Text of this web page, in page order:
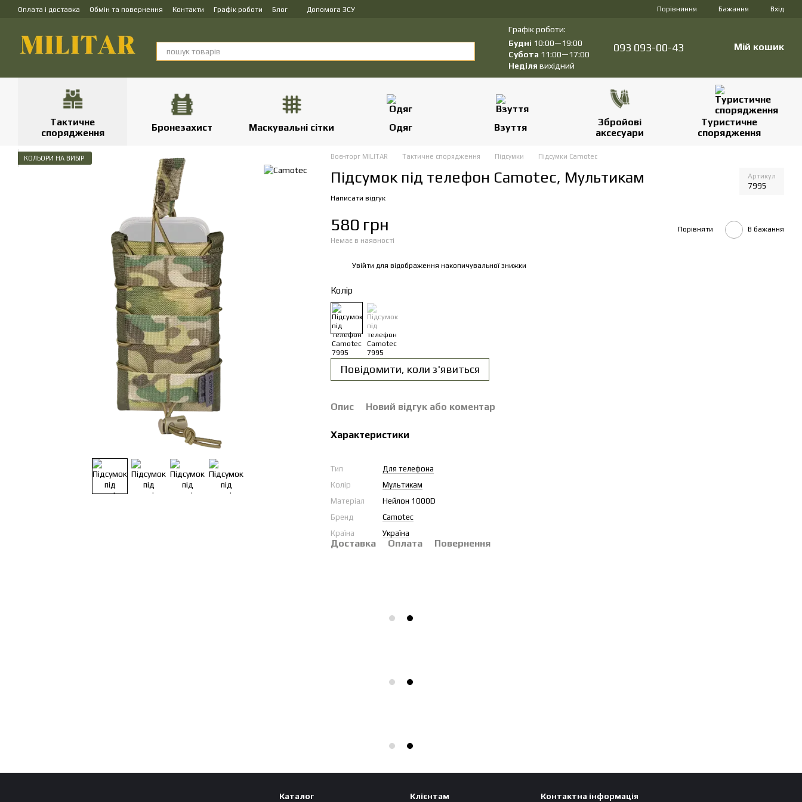
Перейти до основного контенту
Оплата і доставка Обмін та повернення Контакти Графік роботи Блог Допомога ЗСУ Порівняння Бажання Вхід
Графік роботи:
Будні 10:00—19:00
Субота 11:00—17:00
Неділя вихідний
093 093-00-43 Мій кошик
Тактичне
спорядження
Бронезахист Маскувальні сітки Одяг Взуття
Збройові
аксесуари
Туристичне
спорядження
КОЛЬОРИ НА ВИБІР Воєнторг MILITAR Тактичне спорядження Підсумки Підсумки Camotec
Підсумок під телефон Camotec, Мультикам Артикул
7995
Написати відгук
580 грн
Немає в наявності
Порівняти В бажання
Увійти для відображення накопичувальної знижки
Колір
Повідомити, коли з'явиться
Опис Новий відгук або коментар
Характеристики
Тип
Для телефона
Колір
Мультикам
Матеріал
Нейлон 1000D
Бренд
Camotec
Країна
Україна
Доставка Оплата Повернення
Каталог Клієнтам Контактна інформація